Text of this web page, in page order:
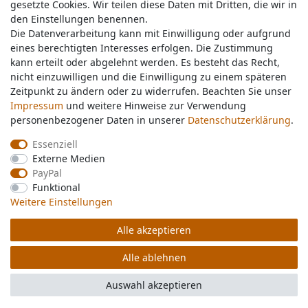
Service & Kontakt
Wünschen Sie einen Rückruf?
service@nawajo.de
Schreiben Sie uns:
service@nawajo.de
Durchschnittliche Bewertung von
Bewertungsgrundlage des Anbieters: 5 Verkaufs- und 3 Bewertungsplattformen
© Copyright 2026 nawajo.de | Alle Rechte vorbehalten.
gesetzte Cookies. Wir teilen diese Daten mit Dritten, die wir in
den Einstellungen benennen.
Die Datenverarbeitung kann mit Einwilligung oder aufgrund
eines berechtigten Interesses erfolgen. Die Zustimmung
kann erteilt oder abgelehnt werden. Es besteht das Recht,
nicht einzuwilligen und die Einwilligung zu einem späteren
Zeitpunkt zu ändern oder zu widerrufen. Beachten Sie unser
Impressum und weitere Hinweise zur Verwendung
personenbezogener Daten in unserer Daten­schutz­erklärung.
Essenziell
Externe Medien
PayPal
Funktional
Weitere Einstellungen
Alle akzeptieren
Alle ablehnen
Auswahl akzeptieren
gesetzte Cookies. Wir teilen diese Daten mit Dritten, die wir in
den Einstellungen benennen.
Die Datenverarbeitung kann mit Einwilligung oder aufgrund
eines berechtigten Interesses erfolgen. Die Zustimmung
kann erteilt oder abgelehnt werden. Es besteht das Recht,
nicht einzuwilligen und die Einwilligung zu einem späteren
Zeitpunkt zu ändern oder zu widerrufen. Beachten Sie unser
Impressum und weitere Hinweise zur Verwendung
personenbezogener Daten in unserer Daten­schutz­erklärung.
Essenziell
Externe Medien
PayPal
Funktional
Weitere Einstellungen
Alle akzeptieren
Alle ablehnen
Auswahl akzeptieren